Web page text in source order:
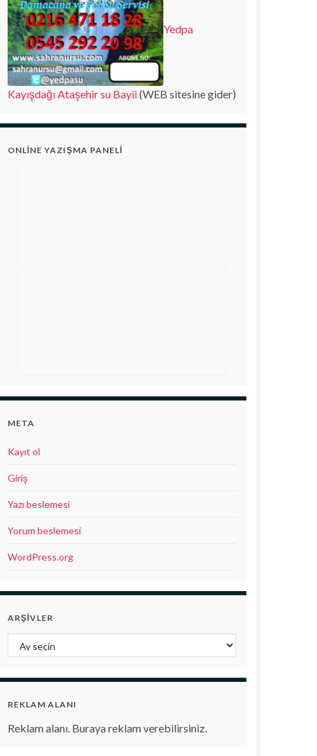
Yedpa
Kayışdağı Ataşehir su Bayii(WEB sitesine gider)
ONLINE YAZIŞMA PANELI
META
Kayıt ol
Giriş
Yazı beslemesi
Yorum beslemesi
WordPress.org
ARŞIVLER
Arşivler
REKLAM ALANI
Reklam alanı. Buraya reklam verebilirsiniz.